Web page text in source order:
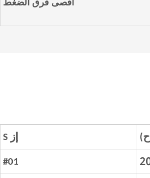
أقصى فرق الضغط
S إز
#01